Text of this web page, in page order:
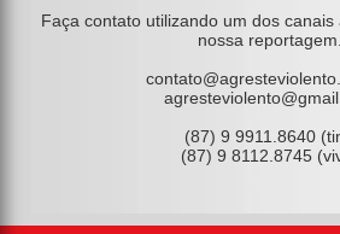
Faça contato utilizando um dos
nossa reportagem.
(87) 9 9911.8640
(87) 9 8112.8745